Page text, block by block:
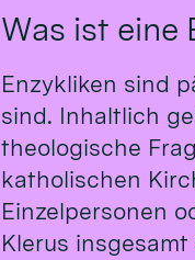
Was ist eine
Enzykliken sind
sind. Inhaltlich
theologische
katholischen
Einzelpersonen
Klerus